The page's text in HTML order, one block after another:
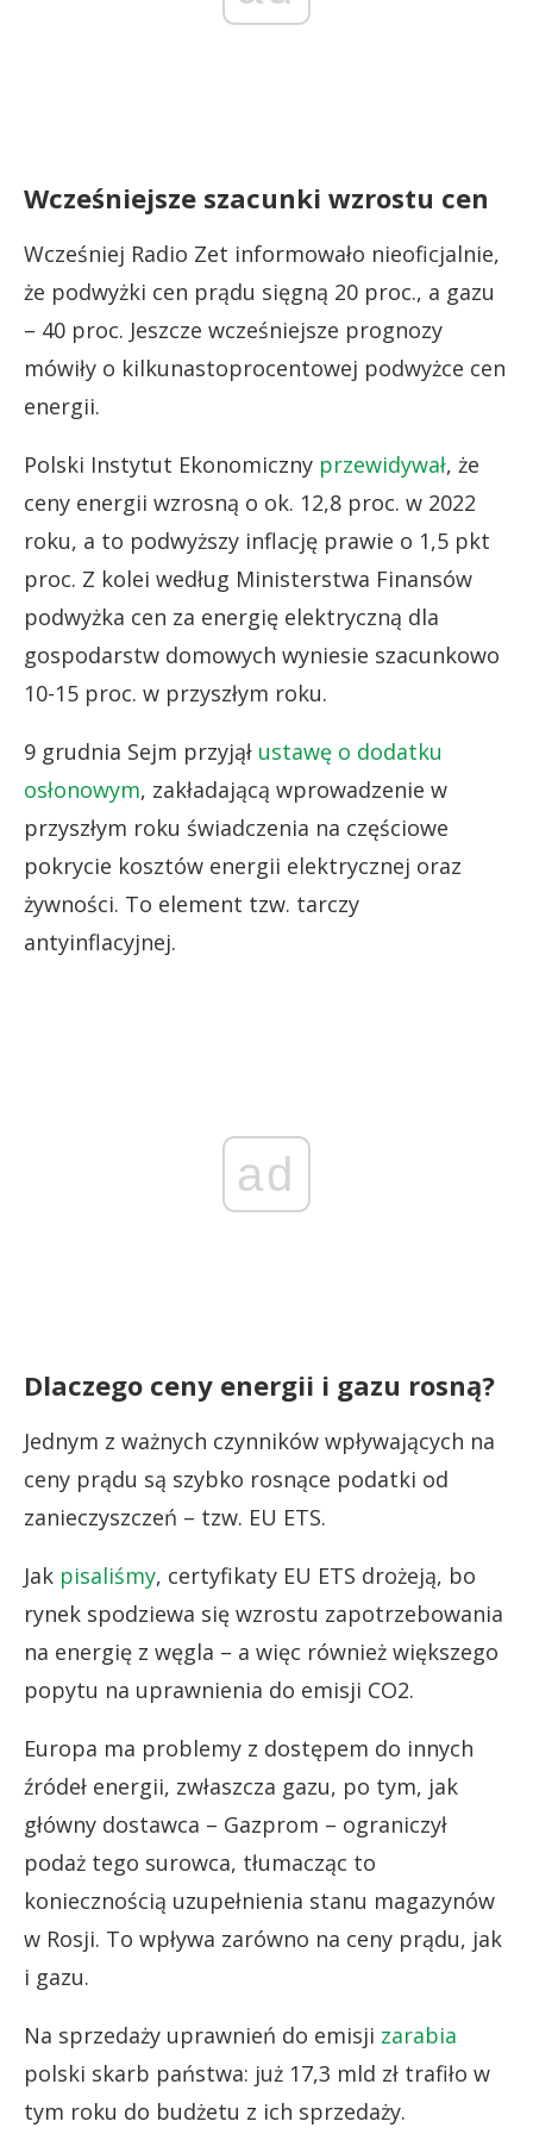
Wcześniejsze szacunki wzrostu cen
Wcześniej Radio Zet informowało nieoficjalnie,
że podwyżki cen prądu sięgną 20 proc., a gazu
– 40 proc. Jeszcze wcześniejsze prognozy
mówiły o kilkunastoprocentowej podwyżce cen
energii.
Polski Instytut Ekonomiczny przewidywał, że
ceny energii wzrosną o ok. 12,8 proc. w 2022
roku, a to podwyższy inflację prawie o 1,5 pkt
proc. Z kolei według Ministerstwa Finansów
podwyżka cen za energię elektryczną dla
gospodarstw domowych wyniesie szacunkowo
10-15 proc. w przyszłym roku.
9 grudnia Sejm przyjął ustawę o dodatku
osłonowym, zakładającą wprowadzenie w
przyszłym roku świadczenia na częściowe
pokrycie kosztów energii elektrycznej oraz
żywności. To element tzw. tarczy
antyinflacyjnej.
ad
Dlaczego ceny energii i gazu rosną?
Jednym z ważnych czynników wpływających na
ceny prądu są szybko rosnące podatki od
zanieczyszczeń – tzw. EU ETS.
Jak pisaliśmy, certyfikaty EU ETS drożeją, bo
rynek spodziewa się wzrostu zapotrzebowania
na energię z węgla – a więc również większego
popytu na uprawnienia do emisji CO2.
Europa ma problemy z dostępem do innych
źródeł energii, zwłaszcza gazu, po tym, jak
główny dostawca – Gazprom – ograniczył
podaż tego surowca, tłumacząc to
koniecznością uzupełnienia stanu magazynów
w Rosji. To wpływa zarówno na ceny prądu, jak
i gazu.
Na sprzedaży uprawnień do emisji zarabia
polski skarb państwa: już 17,3 mld zł trafiło w
tym roku do budżetu z ich sprzedaży.